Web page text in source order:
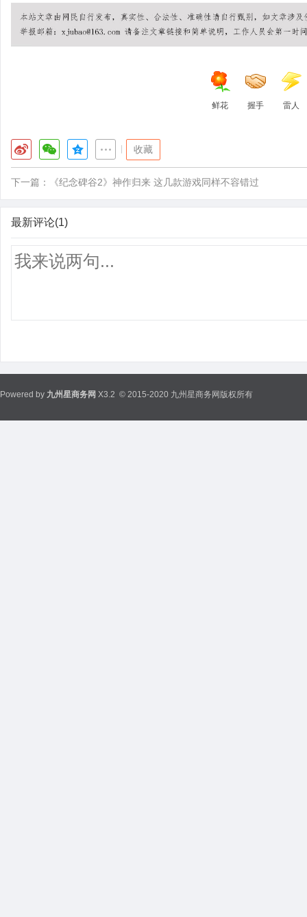
鲜花 握手 雷人
收藏
下一篇： 《纪念碑谷2》神作归来 这几款游戏同样不容错过
最新评论(1)
Powered by 九州星商务网 X3.2 © 2015-2020 九州星商务网版权所有